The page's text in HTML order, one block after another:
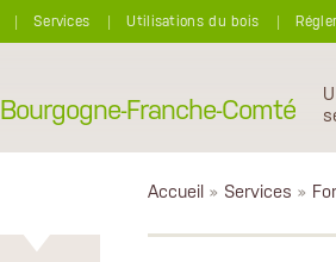
Services Utilisations du bois
Bourgogne-Franche-Comté
Accueil » Services »